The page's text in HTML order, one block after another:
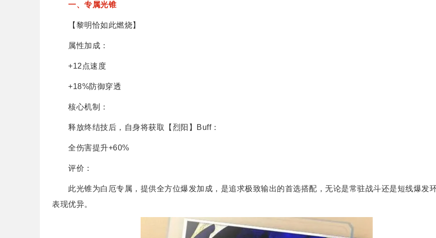
一、专属光锥
【黎明恰如此燃烧】
属性加成：
+12点速度
+18%防御穿透
核心机制：
释放终结技后，自身将获取【烈阳】Buff：
全伤害提升+60%
评价：
此光锥为白厄专属，提供全方位爆发加成，是追求极致输出的首选搭配，无论是常驻战斗还是短线爆发
表现优异。